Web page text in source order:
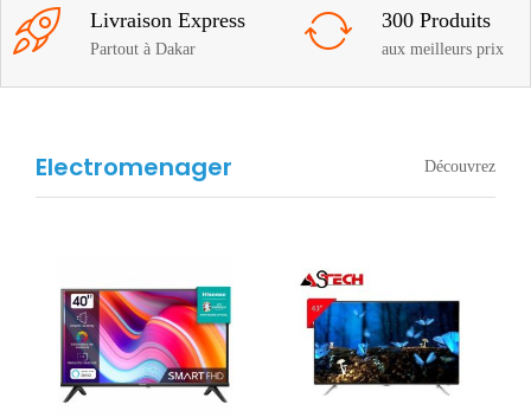
Livraison Express
Partout à Dakar
300 Produits
aux meilleurs prix
Electromenager Découvrez